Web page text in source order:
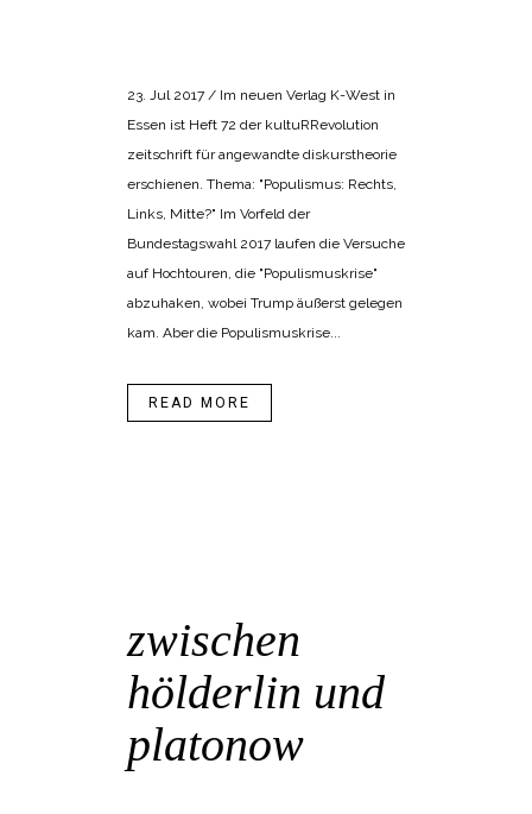
23. Jul 2017 / Im neuen Verlag K-West in
Essen ist Heft 72 der kultuRRevolution
zeitschrift für angewandte diskurstheorie
erschienen. Thema: "Populismus: Rechts,
Links, Mitte?" Im Vorfeld der
Bundestagswahl 2017 laufen die Versuche
auf Hochtouren, die "Populismuskrise"
abzuhaken, wobei Trump äußerst gelegen
kam. Aber die Populismuskrise...
READ MORE
zwischen
hölderlin und
platonow